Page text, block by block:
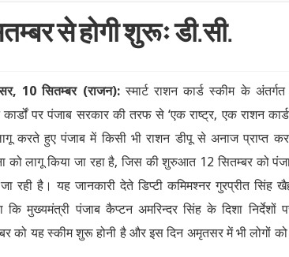
से होगी शुरूः डी.सी.
10 सितम्बर (राजन):स्मार्ट राशन कार्ड स्कीम के अंतर्गत
कार्डों पर पंजाब सरकार की तरफ से ‘एक राष्ट्र, एक राशन
करते हुए पंजाब में किसी भी राशन डीपू से अनाज प्राप्त
को लागू किया जा रहा है, जिस की शुरुआत 12 सितम्बर को
रही है। यह जानकारी देते डिप्टी कमिमश्नर गुरप्रीत सिंह
कि मुख्यमंत्री पंजाब कैप्टन अमरिन्दर सिंह के दिशा निर्देशों
को यह स्कीम शुरू होनी है और इस दिन अमृतसर में भी लोगों को